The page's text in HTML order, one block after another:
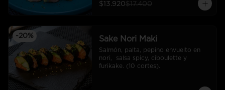
$13.920$17.400
-20% Sake Nori Maki
Salmón, palta, pepino envuelto en
nori,  salsa spicy, ciboulette y
furikake. (10 cortes).